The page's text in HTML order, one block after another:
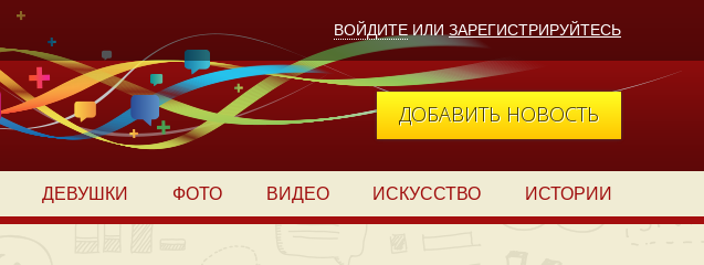
ВОЙДИТЕ ИЛИ ЗАРЕГИСТРИРУЙТЕСЬ
ДОБАВИТЬ НОВОСТЬ
ДЕВУШКИ ФОТО ВИДЕО ИСКУССТВО ИСТОРИИ